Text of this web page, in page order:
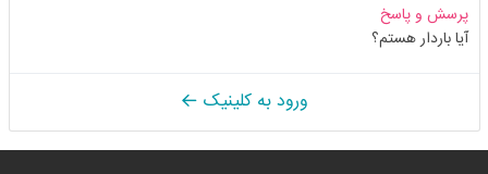
پرسش و پاسخ
آیا باردار هستم؟
ورود به کلینیک